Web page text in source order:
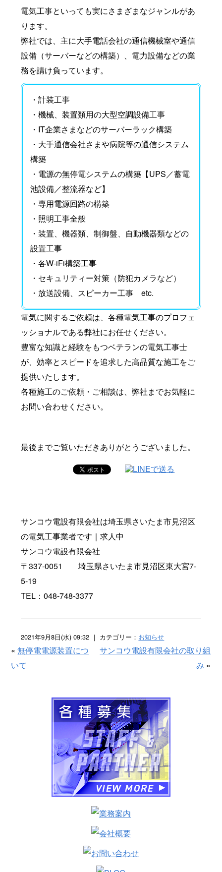
電気工事といっても実にさまざまなジャンルがあ
ります。
弊社では、主に大手電話会社の通信機械室や通信
設備（サーバーなどの構築）、電力設備などの業
務を請け負っています。
・計装工事
・機械、装置類用の大型空調設備工事
・IT企業さまなどのサーバーラック構築
・大手通信会社さまや病院等の通信システム
構築
・電源の無停電システムの構築【UPS／蓄電
池設備／整流器など】
・専用電源回路の構築
・照明工事全般
・装置、機器類、制御盤、自動機器類などの
設置工事
・各W-iFi構築工事
・セキュリティー対策（防犯カメラなど）
・放送設備、スピーカー工事 etc.
電気に関するご依頼は、各種電気工事のプロフェ
ッショナルである弊社にお任せください。
豊富な知識と経験をもつベテランの電気工事士
が、効率とスピードを追求した高品質な施工をご
提供いたします。
各種施工のご依頼・ご相談は、弊社までお気軽に
お問い合わせください。
最後までご覧いただきありがとうございました。
サンコウ電設有限会社は埼玉県さいたま市見沼区
の電気工事業者です｜求人中
サンコウ電設有限会社
〒337-0051 埼玉県さいたま市見沼区東大宮7-
5-19
TEL：048-748-3377
2021年9月8日(水) 09:32 ｜ カテゴリー： お知らせ
«無停電電源装置につ
いて
サンコウ電設有限会社の取り組
み »